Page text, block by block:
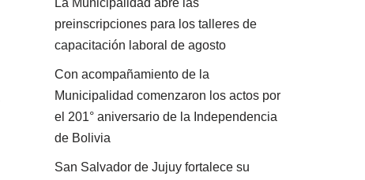
preinscripciones para los talleres de
capacitación laboral de agosto
Con acompañamiento de la
Municipalidad comenzaron los actos por
el 201° aniversario de la Independencia
de Bolivia
San Salvador de Jujuy fortalece su